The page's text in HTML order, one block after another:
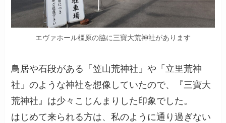
エヴァホール橿原の脇に三寶大荒神社があります
鳥居や石段がある「笠山荒神社」や「立里荒神
社」のような神社を想像していたので、『三寶大
荒神社』は少々こじんまりした印象でした。
はじめて来られる方は、私のように通り過ぎない